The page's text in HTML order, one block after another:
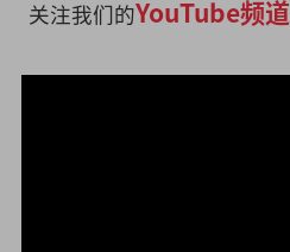
关注我们的YouTube频道